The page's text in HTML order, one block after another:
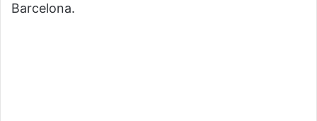
Barcelona.